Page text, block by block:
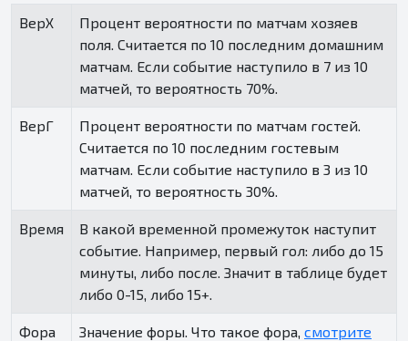
ВерХ
Процент вероятности по матчам хозяев
поля. Считается по 10 последним домашним
матчам. Если событие наступило в 7 из 10
матчей, то вероятность 70%.
ВерГ
Процент вероятности по матчам гостей.
Считается по 10 последним гостевым
матчам. Если событие наступило в 3 из 10
матчей, то вероятность 30%.
Время
В какой временной промежуток наступит
событие. Например, первый гол: либо до 15
минуты, либо после. Значит в таблице будет
либо 0-15, либо 15+.
Фора Значение форы. Что такое фора, смотрите